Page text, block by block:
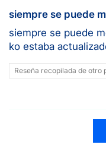
siempre se puede
siempre se puede
ko estaba
Reseña recopilada de otro